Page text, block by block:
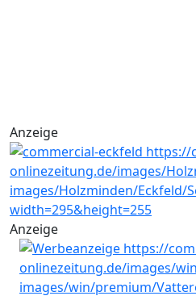
Anzeige
Anzeige